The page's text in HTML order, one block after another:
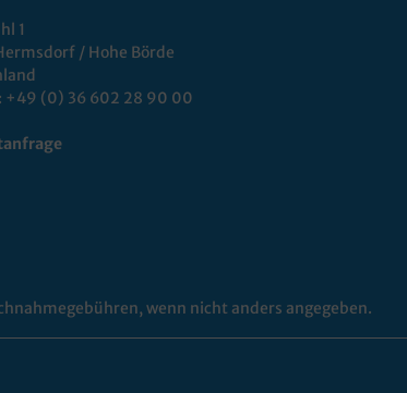
1
/ Hohe Börde
+49 (0) 36 602 28 90 00
wenn nicht anders angegeben.